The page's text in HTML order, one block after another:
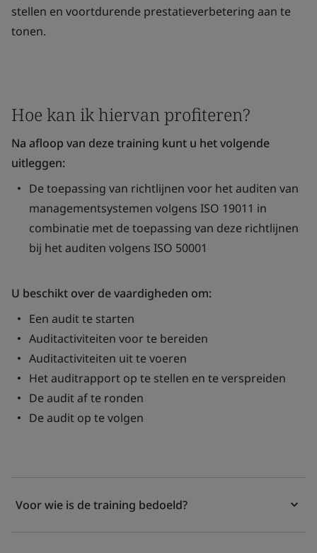
stellen en voortdurende prestatieverbetering aan te
tonen.
Hoe kan ik hiervan profiteren?
Na afloop van deze training kunt u het volgende
uitleggen:
De toepassing van richtlijnen voor het auditen van
managementsystemen volgens ISO 19011 in
combinatie met de toepassing van deze richtlijnen
bij het auditen volgens ISO 50001
U beschikt over de vaardigheden om:
Een audit te starten
Auditactiviteiten voor te bereiden
Auditactiviteiten uit te voeren
Het auditrapport op te stellen en te verspreiden
De audit af te ronden
De audit op te volgen
Voor wie is de training bedoeld?